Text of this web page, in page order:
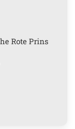
Rote Prins